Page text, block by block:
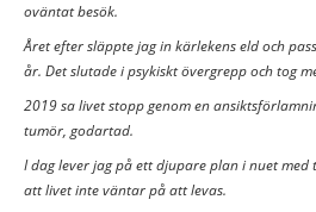
oväntat besök.
Året efter släppte jag in kärlekens eld och
år. Det slutade i psykiskt övergrepp och tog
2019 sa livet stopp genom en
tumör, godartad.
I dag lever jag på ett djupare plan i nuet med
att livet inte väntar på att levas.